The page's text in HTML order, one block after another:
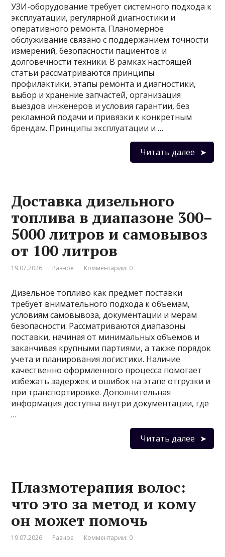
УЗИ-оборудование требует системного подхода к
эксплуатации, регулярной диагностики и
оперативного ремонта. Планомерное
обслуживание связано с поддержанием точности
измерений, безопасности пациентов и
долговечности техники. В рамках настоящей
статьи рассматриваются принципы
профилактики, этапы ремонта и диагностики,
выбор и хранение запчастей, организация
выездов инженеров и условия гарантии, без
рекламной подачи и привязки к конкретным
брендам. Принципы эксплуатации и …
Читать далее
Доставка дизельного
топлива в диапазоне 300–
5000 литров и самовывоз
от 100 литров
19.07.2026 Разное Комментарии: 0
Дизельное топливо как предмет поставки
требует внимательного подхода к объемам,
условиям самовывоза, документации и мерам
безопасности. Рассматриваются диапазоны
поставки, начиная от минимальных объемов и
заканчивая крупными партиями, а также порядок
учета и планирования логистики. Наличие
качественно оформленного процесса помогает
избежать задержек и ошибок на этапе отгрузки и
при транспортировке. Дополнительная
информация доступна внутри документации, где
…
Читать далее
Плазмотерапия волос:
что это за метод и кому
он может помочь
19.07.2026 Разное Комментарии: 0